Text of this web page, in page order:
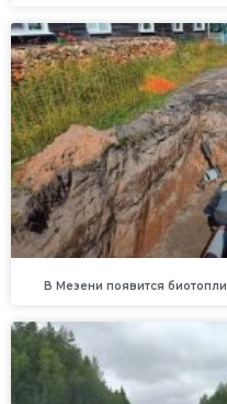
В Мезени появится